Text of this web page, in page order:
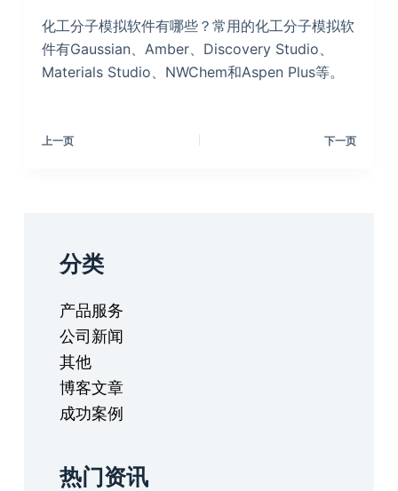
化工分子模拟软件有哪些？常用的化工分子模拟软
件有Gaussian、Amber、Discovery Studio、
Materials Studio、NWChem和Aspen Plus等。
上一页 下一页
分类
产品服务
公司新闻
其他
博客文章
成功案例
热门资讯